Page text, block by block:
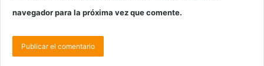
navegador para la próxima vez que comente.